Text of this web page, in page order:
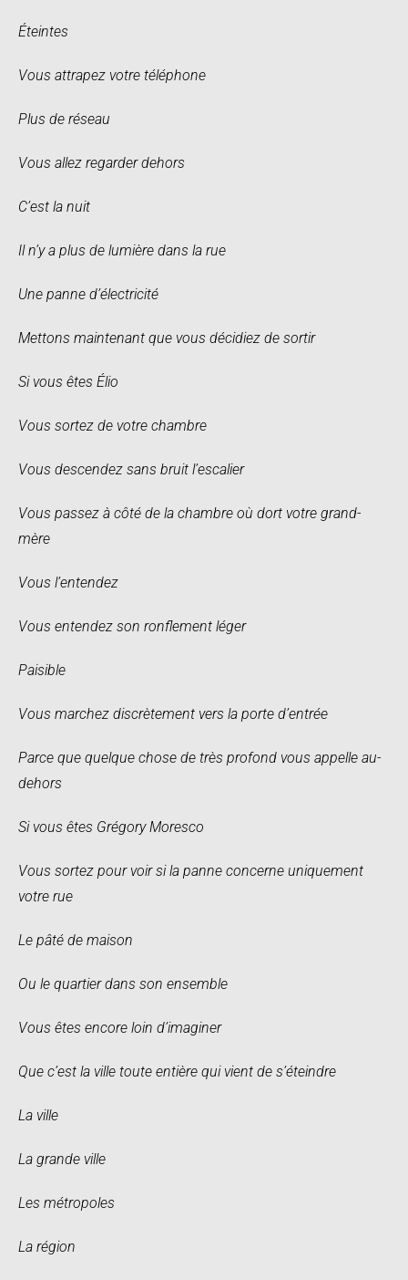
Éteintes
Vous attrapez votre téléphone
Plus de réseau
Vous allez regarder dehors
C’est la nuit
Il n’y a plus de lumière dans la rue
Une panne d’électricité
Mettons maintenant que vous décidiez de sortir
Si vous êtes Élio
Vous sortez de votre chambre
Vous descendez sans bruit l’escalier
Vous passez à côté de la chambre où dort votre grand-
mère
Vous l’entendez
Vous entendez son ronflement léger
Paisible
Vous marchez discrètement vers la porte d’entrée
Parce que quelque chose de très profond vous appelle au-
dehors
Si vous êtes Grégory Moresco
Vous sortez pour voir si la panne concerne uniquement
votre rue
Le pâté de maison
Ou le quartier dans son ensemble
Vous êtes encore loin d’imaginer
Que c’est la ville toute entière qui vient de s’éteindre
La ville
La grande ville
Les métropoles
La région